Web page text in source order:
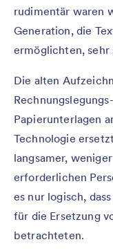
rudimentär waren
Generation, die
ermöglichten, sehr
Die alten
Papierunterlagen
Technologie
langsamer,
erforderlichen
es nur logisch,
für die Ersetzung
betrachteten.